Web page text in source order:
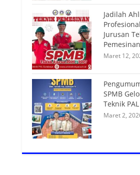
Jadilah
Jurusan
Pemesinan
Maret 12,
SPMB
Teknik
Maret 2,